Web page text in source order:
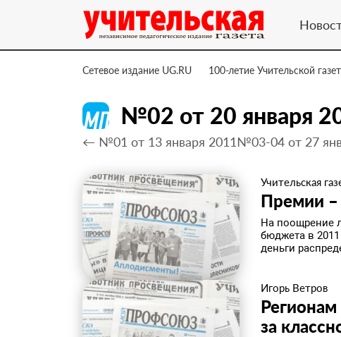
Сетевое издание UG.RU 100-летие Учительской
№02 от 20 января
← №01 от 13 января 2011 №03-04 от 27
Учительская
​Премии
На поощрение
бюджета в
деньги
Игорь Ветров
за